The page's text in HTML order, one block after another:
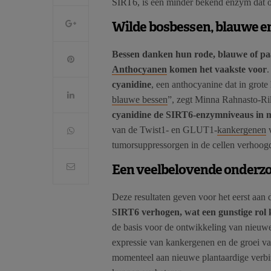
SIRT6, is een minder bekend enzym dat
Wilde bosbessen, blauwe
Bessen danken hun rode, blauwe of
Anthocyanen komen het vaakste voor
cyanidine, een anthocyanine dat in
blauwe bessen”, zegt Minna Rahnasto-
cyanidine de SIRT6-enzymniveaus in
van de Twist1- en GLUT1-kankergenen
tumorsuppressorgen in de cellen
Een veelbelovende
Deze resultaten geven voor het eerst aan
SIRT6 verhogen, wat een gunstige rol
de basis voor de ontwikkeling van
expressie van kankergenen en de groei
momenteel aan nieuwe plantaardige